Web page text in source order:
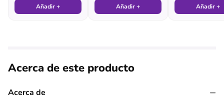
Añadir + Añadir + Añadir +
Acerca de este producto
Acerca de −